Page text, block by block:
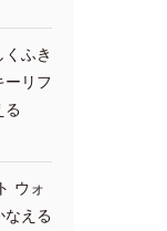
ふき
ーリフ
る
ウォ
なえる